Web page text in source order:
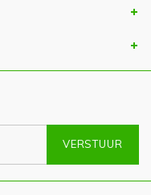
VERSTUUR